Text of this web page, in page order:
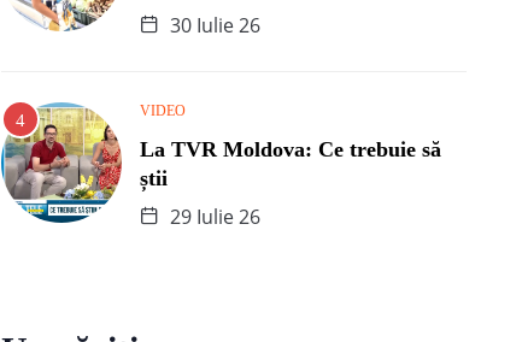
30 Iulie 26
VIDEO
La TVR Moldova: Ce trebuie să
știi
29 Iulie 26